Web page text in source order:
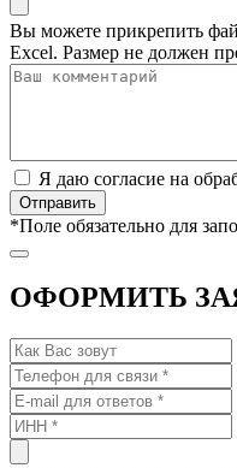
Вы можете прикрепить
Excel. Размер не должен
Я даю согласие на
*Поле обязательно для
ОФОРМИТЬ